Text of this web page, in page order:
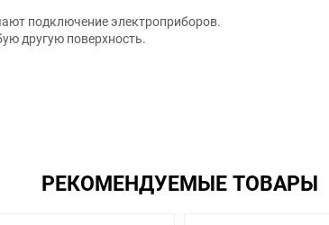
подключение электроприборов.
другую поверхность.
сайте справочная информация о товарах не
помогут Вам в выборе оборудования и
РЕКОМЕНДУЕМЫЕ ТОВАРЫ